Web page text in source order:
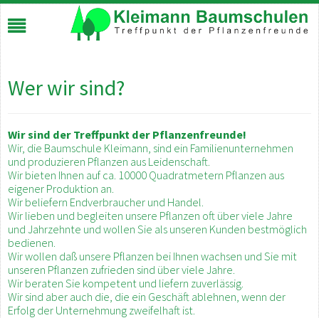
Wer wir sind?
Wir sind der Treffpunkt der Pflanzenfreunde!
Wir, die Baumschule Kleimann, sind ein Familienunternehmen
und produzieren Pflanzen aus Leidenschaft.
Wir bieten Ihnen auf ca. 10000 Quadratmetern Pflanzen aus
eigener Produktion an.
Wir beliefern Endverbraucher und Handel.
Wir lieben und begleiten unsere Pflanzen oft über viele Jahre
und Jahrzehnte und wollen Sie als unseren Kunden bestmöglich
bedienen.
Wir wollen daß unsere Pflanzen bei Ihnen wachsen und Sie mit
unseren Pflanzen zufrieden sind über viele Jahre.
Wir beraten Sie kompetent und liefern zuverlässig.
Wir sind aber auch die, die ein Geschäft ablehnen, wenn der
Erfolg der Unternehmung zweifelhaft ist.